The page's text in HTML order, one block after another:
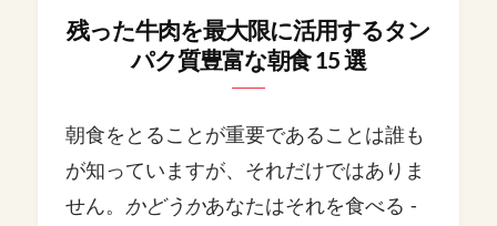
残った牛肉を最大限に活用するタン
パク質豊富な朝食 15 選
朝食をとることが重要であることは誰も
が知っていますが、それだけではありま
せん。 かどうかあなたはそれを食べる -